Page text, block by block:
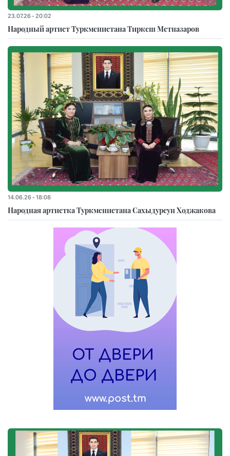
23.07.26 - 20:02
Народный артист Туркменистана Тиркеш Мeтназаров
14.06.26 - 18:08
Народная артистка Туркменистана Сахыдурсун Ходжакова